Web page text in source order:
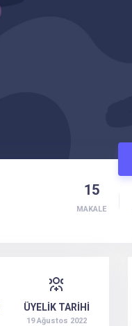
15
MAKALE
ÜYELİK TARİHİ
19 Ağustos 2022